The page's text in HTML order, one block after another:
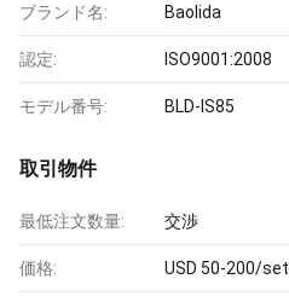
ブランド名: Baolida
認定: ISO9001:2008
モデル番号: BLD-IS85
取引物件
最低注文数量: 交渉
価格: USD 50-200/set